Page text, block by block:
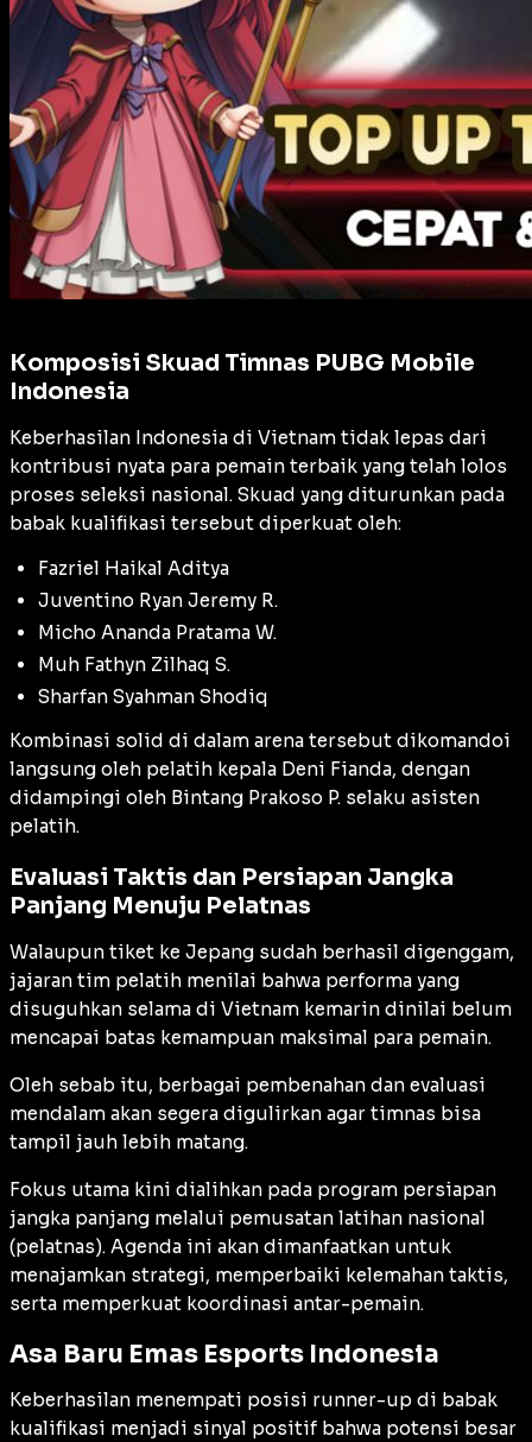
Komposisi Skuad Timnas PUBG Mobile
Indonesia
Keberhasilan Indonesia di Vietnam tidak lepas dari
kontribusi nyata para pemain terbaik yang telah lolos
proses seleksi nasional. Skuad yang diturunkan pada
babak kualifikasi tersebut diperkuat oleh:
Fazriel Haikal Aditya
Juventino Ryan Jeremy R.
Micho Ananda Pratama W.
Muh Fathyn Zilhaq S.
Sharfan Syahman Shodiq
Kombinasi solid di dalam arena tersebut dikomandoi
langsung oleh pelatih kepala Deni Fianda, dengan
didampingi oleh Bintang Prakoso P. selaku asisten
pelatih.
Evaluasi Taktis dan Persiapan Jangka
Panjang Menuju Pelatnas
Walaupun tiket ke Jepang sudah berhasil digenggam,
jajaran tim pelatih menilai bahwa performa yang
disuguhkan selama di Vietnam kemarin dinilai belum
mencapai batas kemampuan maksimal para pemain.
Oleh sebab itu, berbagai pembenahan dan evaluasi
mendalam akan segera digulirkan agar timnas bisa
tampil jauh lebih matang.
Fokus utama kini dialihkan pada program persiapan
jangka panjang melalui pemusatan latihan nasional
(pelatnas). Agenda ini akan dimanfaatkan untuk
menajamkan strategi, memperbaiki kelemahan taktis,
serta memperkuat koordinasi antar-pemain.
Asa Baru Emas Esports Indonesia
Keberhasilan menempati posisi runner-up di babak
kualifikasi menjadi sinyal positif bahwa potensi besar